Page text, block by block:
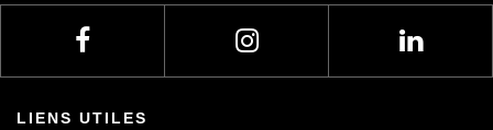
LIENS UTILES